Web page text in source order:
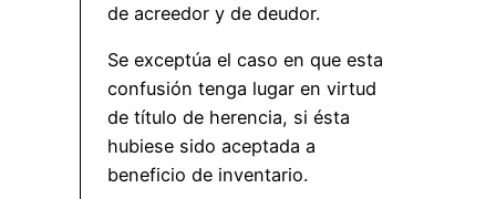
de acreedor y de deudor.
Se exceptúa el caso en que esta
confusión tenga lugar en virtud
de título de herencia, si ésta
hubiese sido aceptada a
beneficio de inventario.